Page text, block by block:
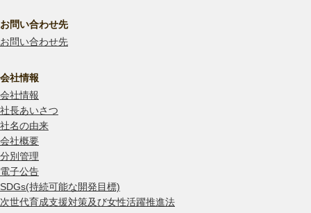
お問い合わせ先
お問い合わせ先
会社情報
会社情報
社長あいさつ
社名の由来
会社概要
分別管理
電子公告
SDGs(持続可能な開発目標)
次世代育成支援対策及び女性活躍推進法